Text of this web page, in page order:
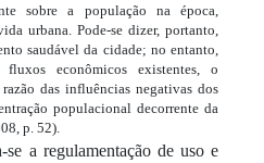
sobre a população na época,
urbana. Pode-se dizer, portanto,
saudável da cidade; no entanto,
econômicos existentes, o
das influências negativas dos
populacional decorrente da
p. 52).
se a regulamentação de uso e